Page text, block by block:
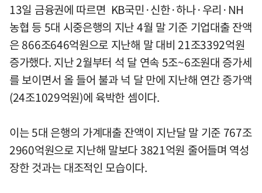
13일 금융권에 따르면 KB국민·신한·하나·우리·NH
농협 등 5대 시중은행의 지난 4월 말 기준 기업대출 잔액
은 866조646억원으로 지난해 말 대비 21조3392억원
증가했다. 지난 2월부터 석 달 연속 5조~6조원대 증가세
를 보이면서 올 들어 불과 넉 달 만에 지난해 연간 증가액
(24조1029억원)에 육박한 셈이다.
이는 5대 은행의 가계대출 잔액이 지난달 말 기준 767조
2960억원으로 지난해 말보다 3821억원 줄어들며 역성
장한 것과는 대조적인 모습이다.